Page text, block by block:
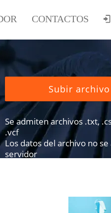
CONTACTOS
Subir archivo
Se admiten archivos .txt,
.vcf
Los datos del archivo no
servidor